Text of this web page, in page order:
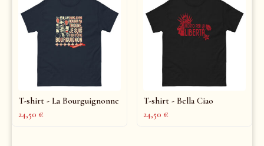
T-shirt - La Bourguignonne
24,50 €
T-shirt - Bella Ciao
24,50 €